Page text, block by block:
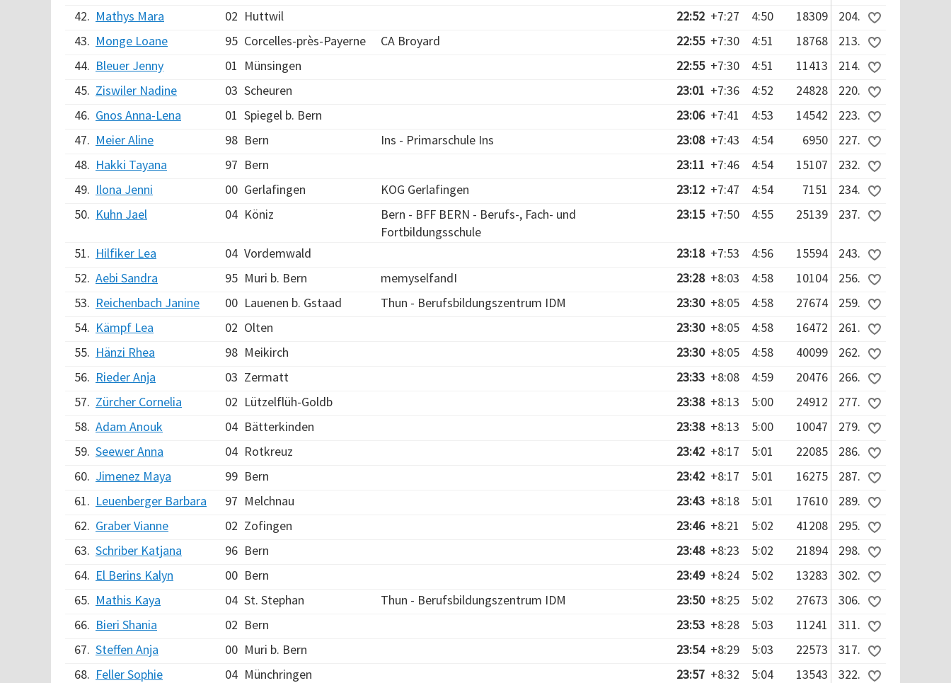
42. Mathys Mara 02 Huttwil 22:52 +7:27 4:50 18309
204.
43. Monge Loane 95 Corcelles-près-Payerne CA Broyard 22:55 +7:30 4:51 18768
213.
44. Bleuer Jenny 01 Münsingen 22:55 +7:30 4:51 11413
214.
45. Ziswiler Nadine 03 Scheuren 23:01 +7:36 4:52 24828
220.
46. Gnos Anna-Lena 01 Spiegel b. Bern 23:06 +7:41 4:53 14542
223.
47. Meier Aline 98 Bern Ins - Primarschule Ins 23:08 +7:43 4:54 6950
227.
48. Hakki Tayana 97 Bern 23:11 +7:46 4:54 15107
232.
49. Ilona Jenni 00 Gerlafingen KOG Gerlafingen 23:12 +7:47 4:54 7151
234.
50. Kuhn Jael 04 Köniz
Bern - BFF BERN - Berufs-, Fach- und
Fortbildungsschule
23:15 +7:50 4:55 25139 237.
51. Hilfiker Lea 04 Vordemwald 23:18 +7:53 4:56 15594
243.
52. Aebi Sandra 95 Muri b. Bern memyselfandI 23:28 +8:03 4:58 10104
256.
53. Reichenbach Janine 00 Lauenen b. Gstaad Thun - Berufsbildungszentrum IDM 23:30 +8:05 4:58 27674
259.
54. Kämpf Lea 02 Olten 23:30 +8:05 4:58 16472
261.
55. Hänzi Rhea 98 Meikirch 23:30 +8:05 4:58 40099
262.
56. Rieder Anja 03 Zermatt 23:33 +8:08 4:59 20476
266.
57. Zürcher Cornelia 02 Lützelflüh-Goldb 23:38 +8:13 5:00 24912
277.
58. Adam Anouk 04 Bätterkinden 23:38 +8:13 5:00 10047
279.
59. Seewer Anna 04 Rotkreuz 23:42 +8:17 5:01 22085
286.
60. Jimenez Maya 99 Bern 23:42 +8:17 5:01 16275
287.
61. Leuenberger Barbara 97 Melchnau 23:43 +8:18 5:01 17610
289.
62. Graber Vianne 02 Zofingen 23:46 +8:21 5:02 41208
295.
63. Schriber Katjana 96 Bern 23:48 +8:23 5:02 21894
298.
64. El Berins Kalyn 00 Bern 23:49 +8:24 5:02 13283
302.
65. Mathis Kaya 04 St. Stephan Thun - Berufsbildungszentrum IDM 23:50 +8:25 5:02 27673
306.
66. Bieri Shania 02 Bern 23:53 +8:28 5:03 11241
311.
67. Steffen Anja 00 Muri b. Bern 23:54 +8:29 5:03 22573
317.
68. Feller Sophie 04 Münchringen 23:57 +8:32 5:04 13543
322.